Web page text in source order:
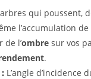
qui poussent,
l’accumulation
de l’ombre sur vos
.
L’angle d’incidence